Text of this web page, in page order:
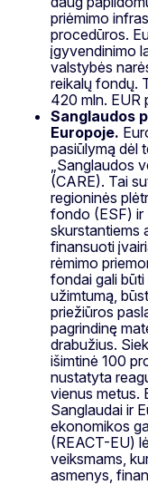
priėmimo
procedūros.
įgyvendinimo
valstybės
reikalų fondų.
420 mln. EUR
Sanglaudos
Europoje.
pasiūlymą dėl
„Sanglaudos
(CARE). Tai
regioninės
fondo (ESF) ir
skurstantiems
finansuoti
rėmimo
fondai gali būti
užimtumą,
priežiūros
pagrindinę
drabužius.
išimtinė 100
nustatyta
vienus metus.
Sanglaudai ir
ekonomikos
(REACT-EU)
veiksmams,
asmenys,